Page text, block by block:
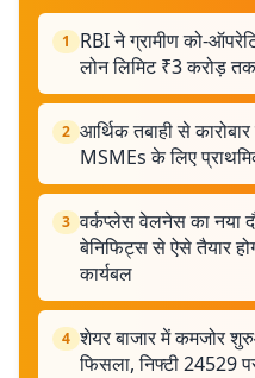
1
RBI ने ग्रामीण को-
लोन लिमिट ₹3 करोड़ तक
2 आर्थिक तबाही से
MSMEs के लिए
3 वर्कप्लेस वेलनेस का नया
बेनिफिट्स से ऐसे तैयार
कार्यबल
4 शेयर बाजार में कमजोर
फिसला, निफ्टी 24529